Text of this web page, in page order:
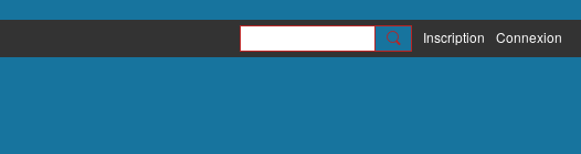
Inscription Connexion